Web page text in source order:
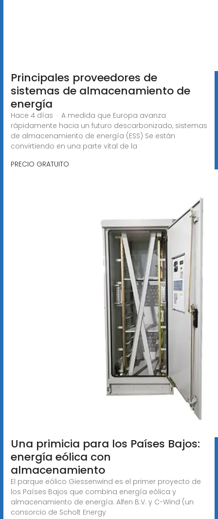
Principales proveedores de
sistemas de almacenamiento de
energía
Hace 4 días · A medida que Europa avanza
rápidamente hacia un futuro descarbonizado, sistemas
de almacenamiento de energía (ESS) Se están
convirtiendo en una parte vital de la
PRECIO GRATUITO
Una primicia para los Países Bajos:
energía eólica con
almacenamiento
El parque eólico Giessenwind es el primer proyecto de
los Países Bajos que combina energía eólica y
almacenamiento de energía. Alfen B.V. y C-Wind (un
consorcio de Scholt Energy